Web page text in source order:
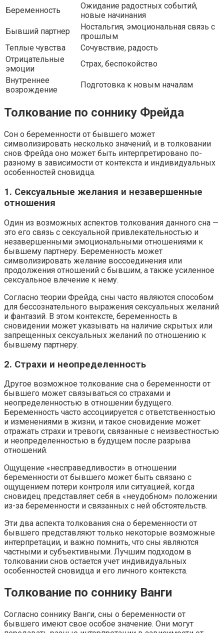
Беременность
Ожидание радостных событий,
новые начинания
Бывший партнер
Ностальгия, эмоциональная связь с
прошлым
Теплые чувства
Сочувствие, радость
Отрицательные
эмоции
Страх, беспокойство
Внутреннее
возрождение
Подготовка к новым началам
Толкование по соннику Фрейда
Сон о беременности от бывшего может
символизировать несколько значений, и в толковании
снов Фрейда оно может быть интерпретировано по-
разному в зависимости от контекста и индивидуальных
особенностей сновидца.
1. Сексуальные желания и незавершенные
отношения
Один из возможных аспектов толкования данного сна —
это его связь с сексуальной привлекательностью и
незавершенными эмоциональными отношениями к
бывшему партнеру. Беременность может
символизировать желание воссоединения или
продолжения отношений с бывшим, а также усиленное
сексуальное влечение к нему.
Согласно теории Фрейда, сны часто являются способом
для бессознательного выражения сексуальных желаний
и фантазий. В этом контексте, беременность в
сновидении может указывать на наличие скрытых или
запрещенных сексуальных желаний по отношению к
бывшему партнеру.
2. Страхи и неопределенность
Другое возможное толкование сна о беременности от
бывшего может связываться со страхами и
неопределенностью в отношении будущего.
Беременность часто ассоциируется с ответственностью
и изменениями в жизни, и такое сновидение может
отражать страхи и тревоги, связанные с неизвестностью
и неопределенностью в будущем после разрыва
отношений.
Ощущение «несправедливости» в отношении
беременности от бывшего может быть связано с
ощущением потери контроля или ситуацией, когда
сновидец представляет себя в «неудобном» положении
из-за беременности и связанных с ней обстоятельств.
Эти два аспекта толкования сна о беременности от
бывшего представляют только некоторые возможные
интерпретации, и важно помнить, что сны являются
частными и субъективными. Лучшим подходом в
толковании снов остается учет индивидуальных
особенностей сновидца и его личного контекста.
Толкование по соннику Ванги
Согласно соннику Ванги, сны о беременности от
бывшего имеют свое особое значение. Они могут